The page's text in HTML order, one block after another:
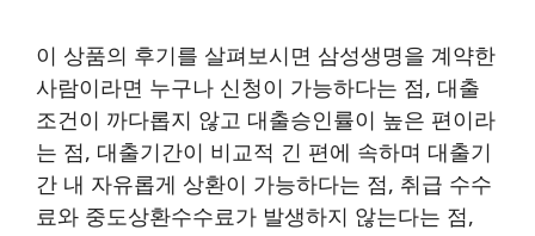
이 상품의 후기를 살펴보시면 삼성생명을 계약한
사람이라면 누구나 신청이 가능하다는 점, 대출
조건이 까다롭지 않고 대출승인률이 높은 편이라
는 점, 대출기간이 비교적 긴 편에 속하며 대출기
간 내 자유롭게 상환이 가능하다는 점, 취급 수수
료와 중도상환수수료가 발생하지 않는다는 점,